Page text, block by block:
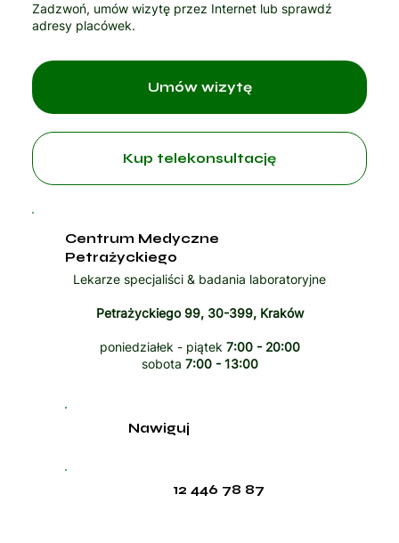
Zadzwoń, umów wizytę przez Internet lub sprawdź
adresy placówek.
Kup telekonsultację
Centrum Medyczne
Petrażyckiego
Lekarze specjaliści & badania laboratoryjne
Petrażyckiego 99, 30-399, Kraków
poniedziałek - piątek 7:00 - 20:00
sobota 7:00 - 13:00
12 446 78 87
Nawiguj
Umów wizytę